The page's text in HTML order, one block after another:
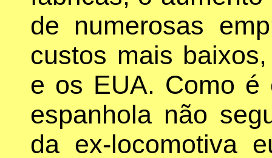
de numerosas
custos mais
e os EUA. Como é
espanhola não
da ex-locomotiva